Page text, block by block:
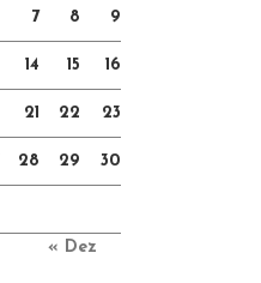
7 8 9
14 15 16
21 22 23
28 29 30
« Dez